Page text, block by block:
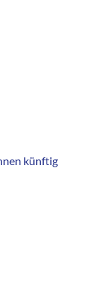
künftig